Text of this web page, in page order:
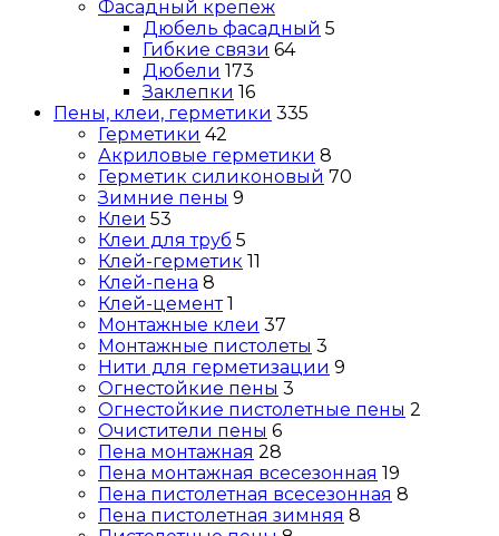
Фасадный крепеж
Дюбель фасадный 5
Гибкие связи 64
Дюбели 173
Заклепки 16
Пены, клеи, герметики 335
Герметики 42
Акриловые герметики 8
Герметик силиконовый 70
Зимние пены 9
Клеи 53
Клеи для труб 5
Клей-герметик 11
Клей-пена 8
Клей-цемент 1
Монтажные клеи 37
Монтажные пистолеты 3
Нити для герметизации 9
Огнестойкие пены 3
Огнестойкие пистолетные пены 2
Очистители пены 6
Пена монтажная 28
Пена монтажная всесезонная 19
Пена пистолетная всесезонная 8
Пена пистолетная зимняя 8